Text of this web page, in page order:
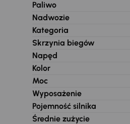
Paliwo
Nadwozie
Kategoria
Skrzynia biegów
Napęd
Kolor
Moc
Wyposażenie
Pojemność silnika
Średnie zużycie